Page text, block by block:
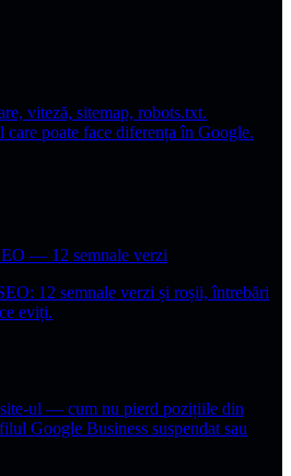
viteză, sitemap, robots.txt.
poate face diferența în Google.
— 12 semnale verzi
12 semnale verzi și roșii, întrebări
eviți.
ul — cum nu pierd pozițiile din
Google Business suspendat sau